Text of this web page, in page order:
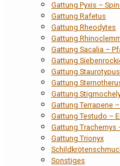
Gattung Pyxis –
Gattung Rafetus
Gattung Rheodytes
Gattung
Gattung Sacalia –
Gattung
Gattung
Gattung
Gattung
Gattung Terrapene
Gattung Testudo –
Gattung Trachemys
Gattung Trionyx
Sonstiges